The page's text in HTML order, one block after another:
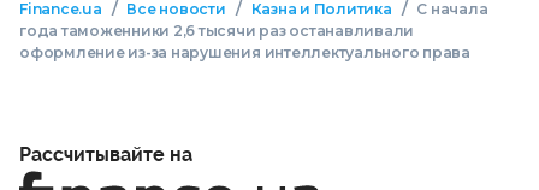
Finance.ua / Все новости / Казна и Политика / С начала
года таможенники 2,6 тысячи раз останавливали
оформление из-за нарушения интеллектуального права
Рассчитывайте на